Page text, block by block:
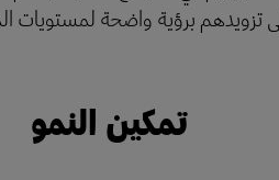
تزويدهم برؤية واضحة
تمكين النمو